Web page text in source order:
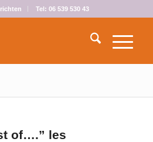
Tel: 06 539 530 43
of….” les